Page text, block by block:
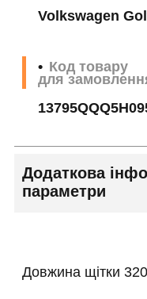
Volkswagen
Код товару
для
Додаткова
параметри
Довжина щітки